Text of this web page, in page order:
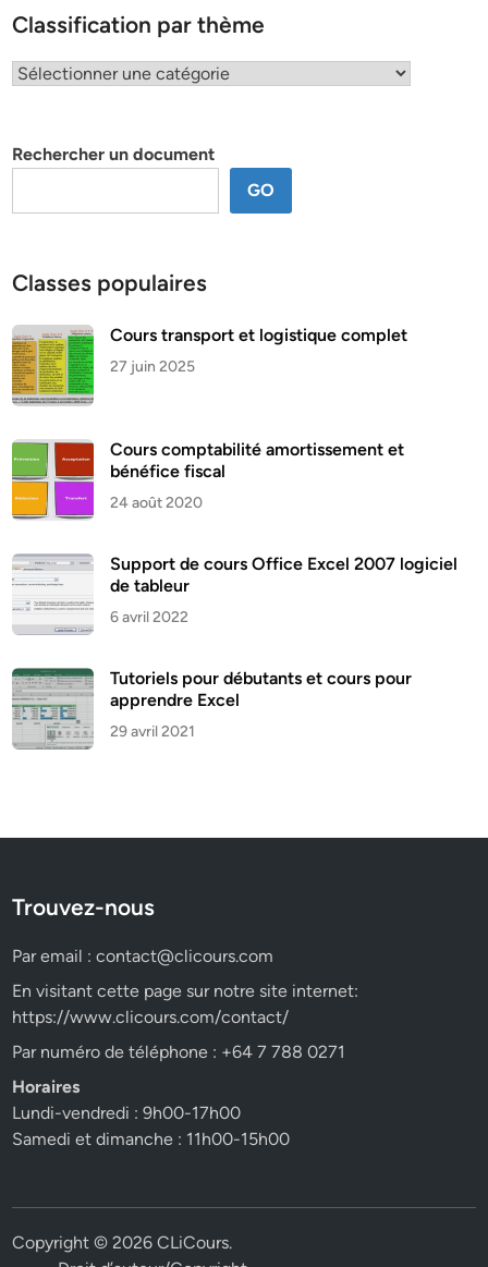
Classification par thème
Classification
Rechercher un document
GO
Classes populaires
Cours transport et logistique complet
27 juin 2025
Cours comptabilité amortissement et
bénéfice fiscal
24 août 2020
Support de cours Office Excel 2007 logiciel
de tableur
6 avril 2022
Tutoriels pour débutants et cours pour
apprendre Excel
29 avril 2021
Trouvez-nous
Par email :contact@clicours.com
En visitant cette page sur notre site internet:
https://www.clicours.com/contact/
Par numéro de téléphone : +64 7 788 0271
Horaires
Lundi-vendredi : 9h00-17h00
Samedi et dimanche : 11h00-15h00
Copyright © 2026CLiCours.